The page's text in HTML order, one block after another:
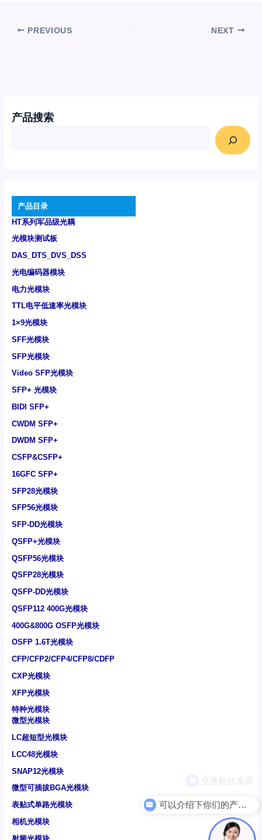
产品搜索
产品目录
HT系列军品级光耦
光模块测试板
DAS_DTS_DVS_DSS
光电编码器模块
电力光模块
TTL电平低速率光模块
1×9光模块
SFF光模块
SFP光模块
Video SFP光模块
SFP+ 光模块
BIDI SFP+
CWDM SFP+
DWDM SFP+
CSFP&CSFP+
16GFC SFP+
SFP28光模块
SFP56光模块
SFP-DD光模块
QSFP+光模块
QSFP56光模块
QSFP28光模块
QSFP-DD光模块
QSFP112 400G光模块
400G&800G OSFP光模块
OSFP 1.6T光模块
CFP/CFP2/CFP4/CFP8/CDFP
CXP光模块
XFP光模块
特种光模块
微型光模块
LC超短型光模块
LCC48光模块
SNAP12光模块
微型可插拔BGA光模块
表贴式单路光模块
相机光模块
PREVIOUS NEXT
可以介绍下你们的产品么